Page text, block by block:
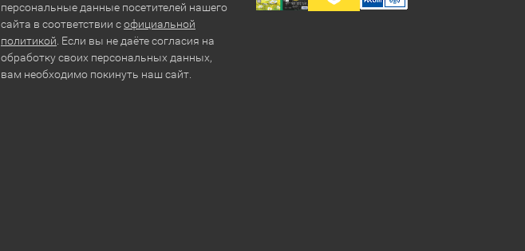
персональные данные посетителей нашего
сайта в соответствии софициальной
политикой . Если вы не даёте согласия на
обработку своих персональных данных,
вам необходимо покинуть наш сайт.